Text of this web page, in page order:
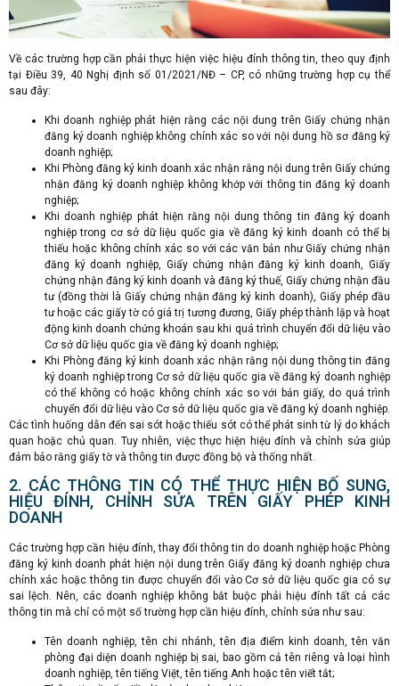
Về các trường hợp cần phải thực hiện việc hiệu đính thông tin, theo quy định
tại Điều 39, 40 Nghị định số 01/2021/NĐ – CP, có những trường hợp cụ thể
sau đây:
Khi doanh nghiệp phát hiện rằng các nội dung trên Giấy chứng nhận
đăng ký doanh nghiệp không chính xác so với nội dung hồ sơ đăng ký
doanh nghiệp;
Khi Phòng đăng ký kinh doanh xác nhận rằng nội dung trên Giấy chứng
nhận đăng ký doanh nghiệp không khớp với thông tin đăng ký doanh
nghiệp;
Khi doanh nghiệp phát hiện rằng nội dung thông tin đăng ký doanh
nghiệp trong cơ sở dữ liệu quốc gia về đăng ký kinh doanh có thể bị
thiếu hoặc không chính xác so với các văn bản như Giấy chứng nhận
đăng ký doanh nghiệp, Giấy chứng nhận đăng ký kinh doanh, Giấy
chứng nhận đăng ký kinh doanh và đăng ký thuế, Giấy chứng nhận đầu
tư (đồng thời là Giấy chứng nhận đăng ký kinh doanh), Giấy phép đầu
tư hoặc các giấy tờ có giá trị tương đương, Giấy phép thành lập và hoạt
động kinh doanh chứng khoán sau khi quá trình chuyển đổi dữ liệu vào
Cơ sở dữ liệu quốc gia về đăng ký doanh nghiệp;
Khi Phòng đăng ký kinh doanh xác nhận rằng nội dung thông tin đăng
ký doanh nghiệp trong Cơ sở dữ liệu quốc gia về đăng ký doanh nghiệp
có thể không có hoặc không chính xác so với bản giấy, do quá trình
chuyển đổi dữ liệu vào Cơ sở dữ liệu quốc gia về đăng ký doanh nghiệp.
Các tình huống dẫn đến sai sót hoặc thiếu sót có thể phát sinh từ lý do khách
quan hoặc chủ quan. Tuy nhiên, việc thực hiện hiệu đính và chỉnh sửa giúp
đảm bảo rằng giấy tờ và thông tin được đồng bộ và thống nhất.
2. CÁC THÔNG TIN CÓ THỂ THỰC HIỆN BỐ SUNG,
HIỆU ĐÍNH, CHỈNH SỬA TRÊN GIẤY PHÉP KINH
DOANH
Các trường hợp cần hiệu đính, thay đổi thông tin do doanh nghiệp hoặc Phòng
đăng ký kinh doanh phát hiện nội dung trên Giấy đăng ký doanh nghiệp chưa
chính xác hoặc thông tin được chuyển đổi vào Cơ sở dữ liệu quốc gia có sự
sai lệch. Nên, các doanh nghiệp không bắt buộc phải hiệu đính tất cả các
thông tin mà chỉ có một số trường hợp cần hiệu đính, chỉnh sửa như sau:
Tên doanh nghiệp, tên chi nhánh, tên địa điểm kinh doanh, tên văn
phòng đại diện doanh nghiệp bị sai, bao gồm cả tên riêng và loại hình
doanh nghiệp, tên tiếng Việt, tên tiếng Anh hoặc tên viết tắt;